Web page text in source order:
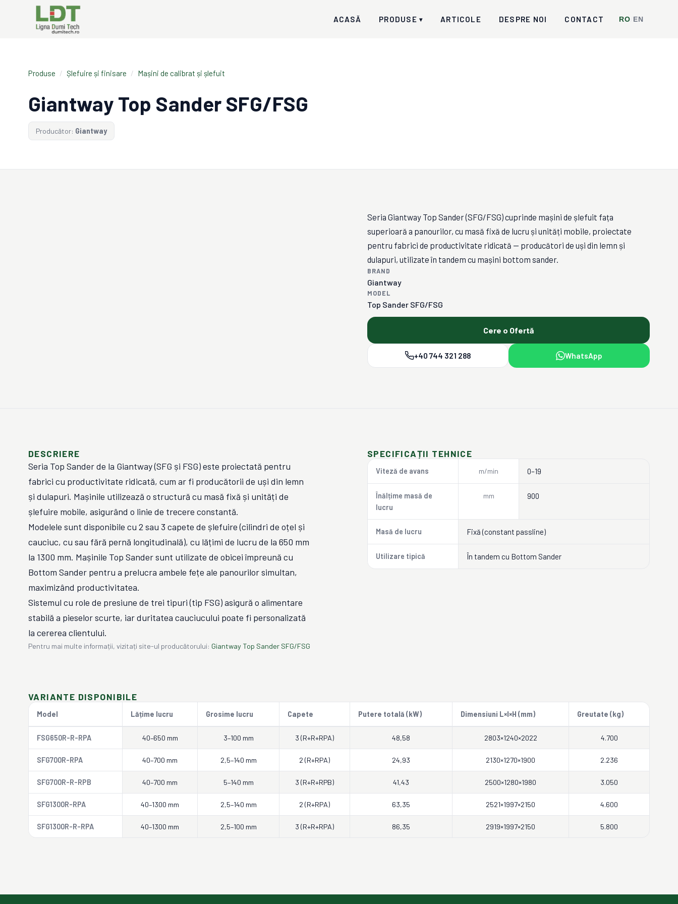
ACASĂ PRODUSE ▾ ARTICOLE DESPRE NOI CONTACT RO EN
Produse / Șlefuire și finisare / Mașini de calibrat și șlefuit
Giantway Top Sander SFG/FSG
Producător: Giantway
Seria Giantway Top Sander (SFG/FSG) cuprinde mașini de șlefuit fața
superioară a panourilor, cu masă fixă de lucru și unități mobile, proiectate
pentru fabrici de productivitate ridicată — producători de uși din lemn și
dulapuri, utilizate în tandem cu mașini bottom sander.
BRAND
Giantway
MODEL
Top Sander SFG/FSG
Cere o Ofertă
+40 744 321 288 WhatsApp
DESCRIERE
Seria Top Sander de la Giantway (SFG și FSG) este proiectată pentru
fabrici cu productivitate ridicată, cum ar fi producătorii de uși din lemn
și dulapuri. Mașinile utilizează o structură cu masă fixă și unități de
șlefuire mobile, asigurând o linie de trecere constantă.
Modelele sunt disponibile cu 2 sau 3 capete de șlefuire (cilindri de oțel și
cauciuc, cu sau fără pernă longitudinală), cu lățimi de lucru de la 650 mm
la 1300 mm. Mașinile Top Sander sunt utilizate de obicei împreună cu
Bottom Sander pentru a prelucra ambele fețe ale panourilor simultan,
maximizând productivitatea.
Sistemul cu role de presiune de trei tipuri (tip FSG) asigură o alimentare
stabilă a pieselor scurte, iar duritatea cauciucului poate fi personalizată
la cererea clientului.
Pentru mai multe informații, vizitați site-ul producătorului: Giantway Top Sander SFG/FSG
SPECIFICAȚII TEHNICE
Viteză de avans m/min 0–19
Înălțime masă de
lucru
mm 900
Masă de lucru Fixă (constant passline)
Utilizare tipică În tandem cu Bottom Sander
VARIANTE DISPONIBILE
Model Lățime lucru Grosime lucru Capete Putere totală (kW) Dimensiuni L×l×H (mm) Greutate (kg)
FSG650R-R-RPA 40–650 mm 3–100 mm 3 (R+R+RPA) 48,58 2803×1240×2022 4.700
SFG700R-RPA 40–700 mm 2,5–140 mm 2 (R+RPA) 24,93 2130×1270×1900 2.236
SFG700R-R-RPB 40–700 mm 5–140 mm 3 (R+R+RPB) 41,43 2500×1280×1980 3.050
SFG1300R-RPA 40–1300 mm 2,5–140 mm 2 (R+RPA) 63,35 2521×1997×2150 4.600
SFG1300R-R-RPA 40–1300 mm 2,5–100 mm 3 (R+R+RPA) 86,35 2919×1997×2150 5.800